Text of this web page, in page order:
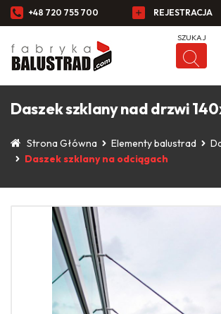
+48 720 755 700 REJESTRACJA
Daszek szklany nad drzwi
Strona Główna Elementy balustrad
Daszek szklany na odciągach